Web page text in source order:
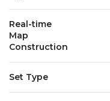
Real-time
Map
Construction
Set Type